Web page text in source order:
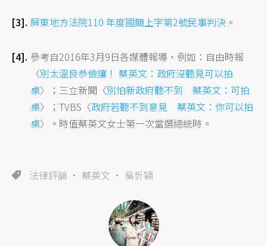
屏東地方法院110 年度國簡上字第2號民事判決 。
參考自2016年3月9日各媒體報導，例如：自由時報
〈別太溫良恭儉讓！ 蔡英文：政府沒聽見可以拍
桌〉；三立新聞〈別怕新政府聽不到 蔡英文：可拍
桌〉；TVBS〈政府若聽不到意見 蔡英文：你可以拍
桌〉。時值蔡英文女士第一次當選總統時。
法律評論 蔡英文 吳忻穎